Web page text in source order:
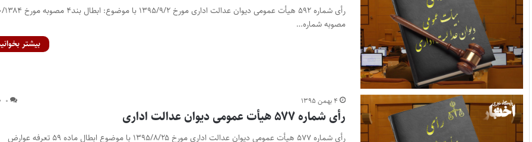
مصوبه شماره…
بیشتر
۴ بهمن ۱۳۹۵ ۰
رأی شماره ۵۷۷ هیأت عمومی دیوان عدالت اداری
رأی شماره ۵۷۷ هیأت عمومی دیوان عدالت اداری مورخ ۱۳۹۵/۸/۲۵ با موضوع ابطال ماده ۵۹ تعرفه عوارض